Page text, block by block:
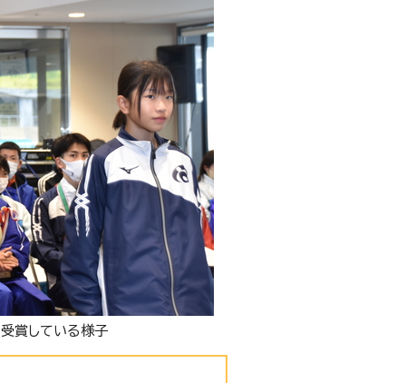
賞している様子